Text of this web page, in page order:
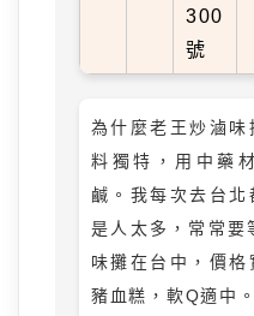
300
號
為什麼老王炒滷
料獨特，用中藥
鹹。我每次去台
是人太多，常常要
味攤在台中，價
豬血糕，軟Q適中